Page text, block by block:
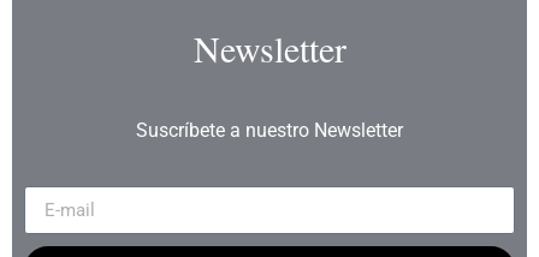
Newsletter
Suscríbete a nuestro Newsletter